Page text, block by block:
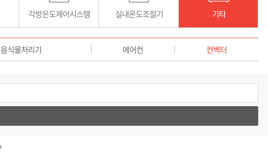
각방온도제어시스템 실내온도조절기 기타
음식물처리기 에어컨 컨벡터